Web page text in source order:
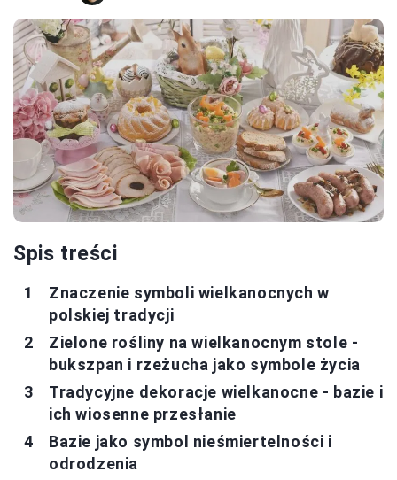
Spis treści
Znaczenie symboli wielkanocnych w
polskiej tradycji
Zielone rośliny na wielkanocnym stole -
bukszpan i rzeżucha jako symbole życia
Tradycyjne dekoracje wielkanocne - bazie i
ich wiosenne przesłanie
Bazie jako symbol nieśmiertelności i
odrodzenia